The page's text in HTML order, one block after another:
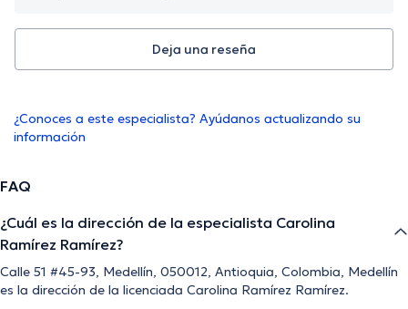
Deja una reseña
¿Conoces a este especialista? Ayúdanos actualizando su
información
FAQ
¿Cuál es la dirección de la especialista Carolina
Ramírez Ramírez?
Calle 51 #45-93, Medellín, 050012, Antioquia, Colombia, Medellín
es la dirección de la licenciada Carolina Ramírez Ramírez.